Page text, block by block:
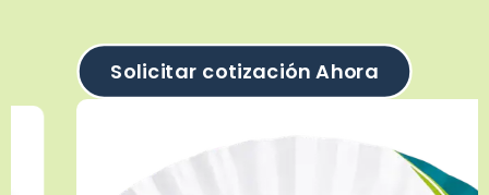
Solicitar cotización Ahora